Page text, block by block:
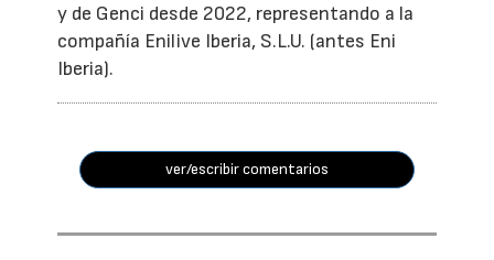
y de Genci desde 2022, representando a la
compañía Enilive Iberia, S.L.U. (antes Eni
Iberia).
ver/escribir comentarios